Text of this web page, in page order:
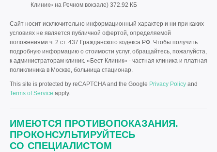
Клиник» на Речном вокзале) 372.92 КБ
Сайт носит исключительно информационный характер и ни при каких
условиях не является публичной офертой, определяемой
положениями ч. 2 ст. 437 Гражданского кодекса РФ. Чтобы получить
подробную информацию о стоимости услуг, обращайтесь, пожалуйста,
к администраторам клиник. «Бест Клиник» - частная клиника и платная
поликлиника в Москве, больница стационар.
This site is protected by reCAPTCHA and the Google Privacy Policy and
Terms of Service apply.
ИМЕЮТСЯ ПРОТИВОПОКАЗАНИЯ.
ПРОКОНСУЛЬТИРУЙТЕСЬ
СО СПЕЦИАЛИСТОМ